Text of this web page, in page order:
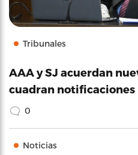
Tribunales
AAA y SJ acuerdan
cuadran notificaciones
0
Noticias